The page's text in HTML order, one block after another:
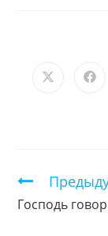
чтение
Господь